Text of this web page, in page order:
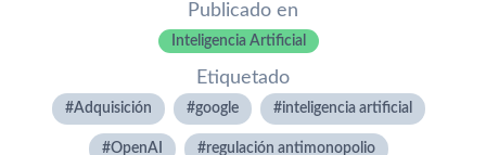
Publicado en
Inteligencia Artificial
Etiquetado
Adquisición google inteligencia artificial
OpenAI regulación antimonopolio